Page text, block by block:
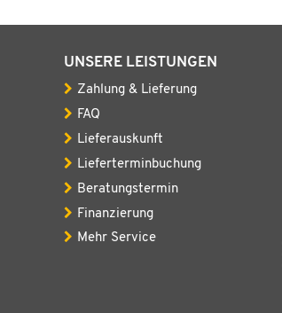
UNSERE LEISTUNGEN
Zahlung & Lieferung
FAQ
Lieferauskunft
Lieferterminbuchung
Beratungstermin
Finanzierung
Mehr Service